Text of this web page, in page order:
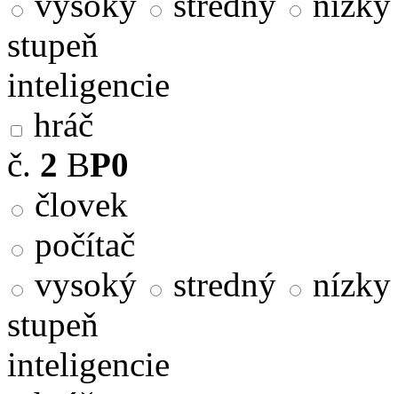
stupeň
inteligencie
hráč
č. 2 BP0
človek
počítač
vysoký
stredný
nízky
stupeň
inteligencie